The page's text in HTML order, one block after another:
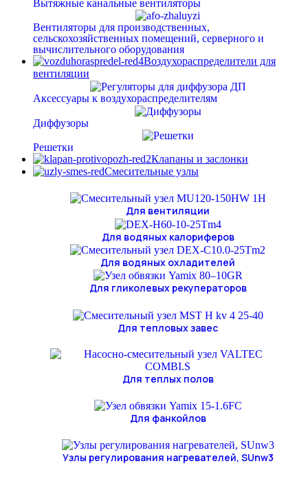
Вытяжные канальные вентиляторы
Вентиляторы для производственных,
сельскохозяйственных помещений, серверного и
вычислительного оборудования
Воздухораспределители для
вентиляции
Аксессуары к воздухораспределителям
Диффузоры
Решетки
Клапаны и заслонки
Смесительные узлы
Для вентиляции
Для водяных калориферов
Для водяных охладителей
Для гликолевых рекуператоров
Для тепловых завес
Для теплых полов
Для фанкойлов
Узлы регулирования нагревателей, SUnw3